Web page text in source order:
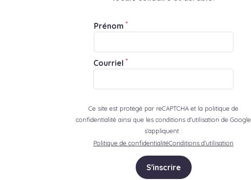
Prénom *
Courriel *
Ce site est protégé par reCAPTCHA et la politique de
confidentialité ainsi que les conditions d'utilisation de Google
s'appliquent :
Politique de confidentialitéConditions d’utilisation
S'inscrire